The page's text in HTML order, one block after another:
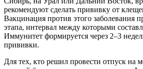
рекомендуют сделать прививку от
Вакцинация против этого заболевания
этапа, интервал между которыми
Иммунитет формируется через 2–3
прививки.
Для тех, кто решил провести отпуск на